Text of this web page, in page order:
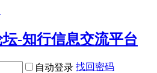
自动登录 找回密码